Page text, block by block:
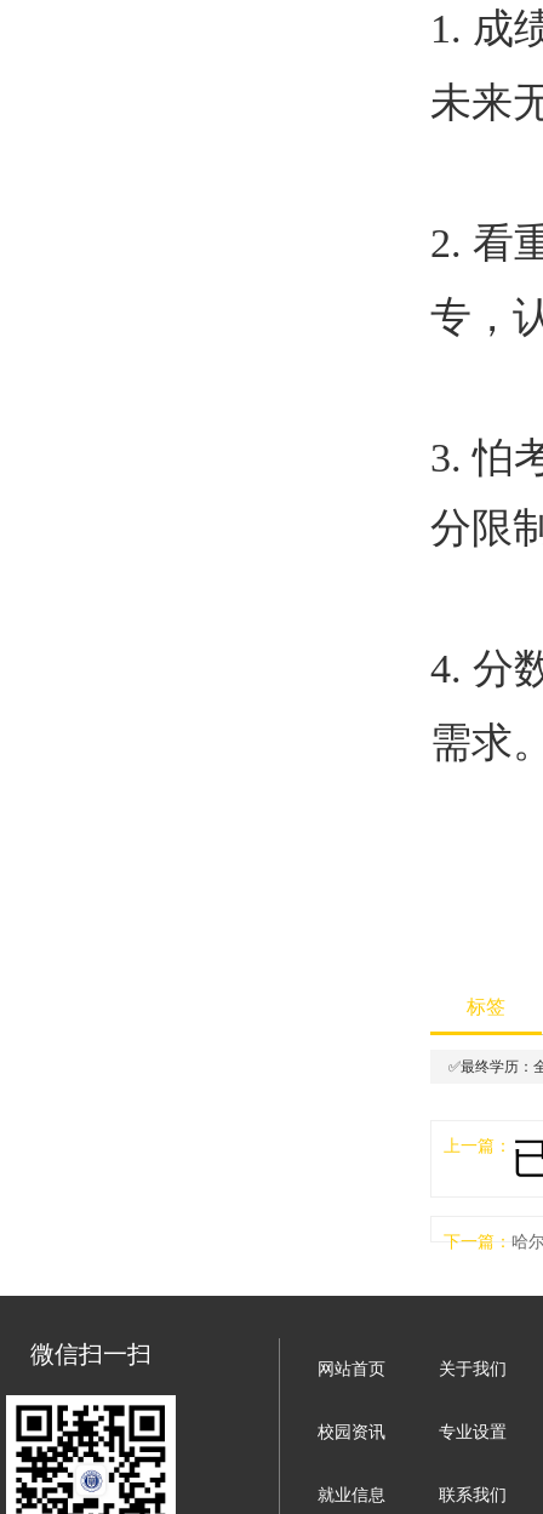
1. 成
未来
2. 看
专，
3.怕
分限
4. 分
需求
标签
✅最终学历：
上一篇：
下一篇： 哈
微信扫一扫
网站首页 关于我们
校园资讯 专业设置
就业信息 联系我们